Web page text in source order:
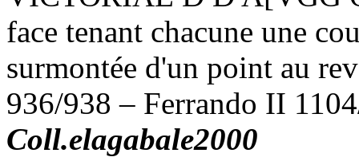
face tenant chacune une
surmontée d'un point au
936/938 – Ferrando II
Coll.elagabale2000